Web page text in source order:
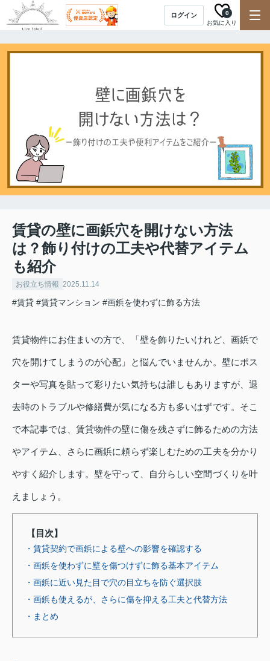
ログイン
お気に入り
0
賃貸の壁に画鋲穴を開けない方法
は？飾り付けの工夫や代替アイテム
も紹介
お役立ち情報 2025.11.14
#賃貸 #賃貸マンション #画鋲を使わずに飾る方法
賃貸物件にお住まいの方で、「壁を飾りたいけれど、画鋲で
穴を開けてしまうのが心配」と悩んでいませんか。壁にポス
ターや写真を貼って彩りたい気持ちは誰しもありますが、退
去時のトラブルや修繕費が気になる方も多いはずです。そこ
で本記事では、賃貸物件の壁に傷を残さずに飾るための方法
やアイテム、さらに画鋲に頼らず楽しむための工夫を分かり
やすく紹介します。壁を守って、自分らしい空間づくりを叶
えましょう。
【目次】
・賃貸契約で画鋲による壁への影響を確認する
・画鋲を使わずに壁を傷つけずに飾る基本アイテム
・画鋲に近い見た目で穴の目立ちを防ぐ選択肢
・画鋲も使えるが、さらに傷を抑える工夫と代替方法
・まとめ